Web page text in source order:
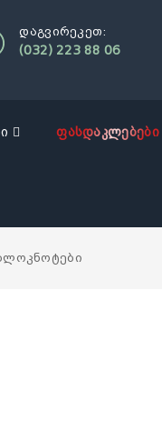
დაგვირეკეთ:
(032) 223 88 06
ფასდაკლებები